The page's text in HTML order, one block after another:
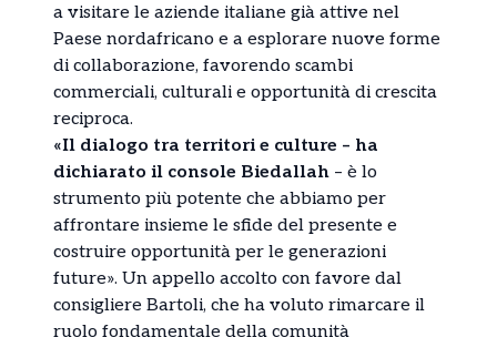
a visitare le aziende italiane già attive nel
Paese nordafricano e a esplorare nuove forme
di collaborazione, favorendo scambi
commerciali, culturali e opportunità di crescita
reciproca.
«Il dialogo tra territori e culture – ha
dichiarato il console Biedallah – è lo
strumento più potente che abbiamo per
affrontare insieme le sfide del presente e
costruire opportunità per le generazioni
future». Un appello accolto con favore dal
consigliere Bartoli, che ha voluto rimarcare il
ruolo fondamentale della comunità